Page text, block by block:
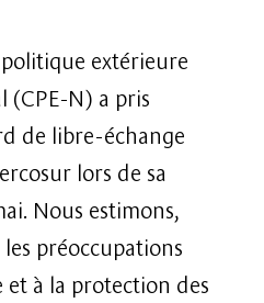
extérieure
(CPE-N) a pris
de libre-échange
lors de sa
Nous estimons,
préoccupations
et à la protection des